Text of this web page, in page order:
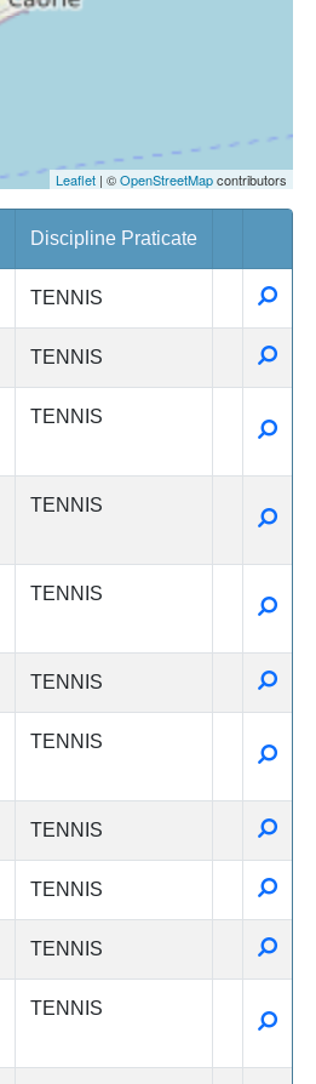
Leaflet| ©OpenStreetMapcontributors
Discipline Praticate
TENNIS
TENNIS
TENNIS
TENNIS
TENNIS
TENNIS
TENNIS
TENNIS
TENNIS
TENNIS
TENNIS